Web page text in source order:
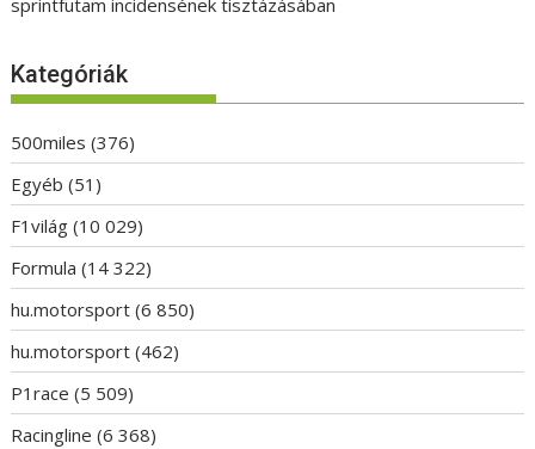
Kategóriák
500miles (376)
Egyéb (51)
F1világ (10 029)
Formula (14 322)
hu.motorsport (6 850)
hu.motorsport (462)
P1race (5 509)
Racingline (6 368)